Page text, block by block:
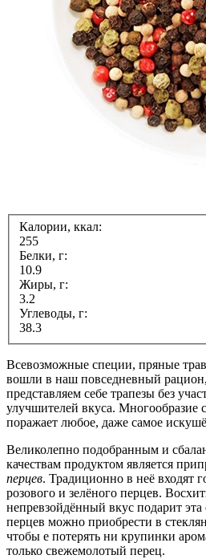
Калории, ккал:
255
Белки, г:
10.9
Жиры, г:
3.2
Углеводы, г:
38.3
Всевозможные специи, пряные
вошли в наш повседневный
представляем себе трапезы без
улучшителей вкуса. Многообразие
поражает любое, даже самое
Великолепно подобранным и
качествам продуктом является
перцев. Традиционно в неё входят
розового и зелёного перцев.
непревзойдённый вкус подарит
перцев можно приобрести в
чтобы е потерять ни крупинки
только свежемолотый перец.